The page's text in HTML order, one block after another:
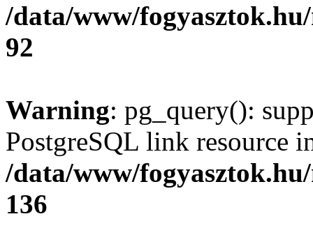
/data/www/
92
Warning: pg_query():
PostgreSQL link resource
/data/www/
136